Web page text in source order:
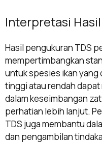
Interpretasi
Hasil pengukuran TDS
mempertimbangkan
untuk spesies ikan yang
tinggi atau rendah
dalam keseimbangan
perhatian lebih lanjut.
TDS juga membantu
dan pengambilan